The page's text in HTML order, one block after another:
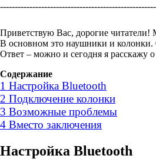
Приветствую Вас, дорогие читатели!
В основном это наушники и колонки.
Ответ – можно и сегодня я расскажу о
Содержание
1 Настройка Bluetooth
2 Подключение колонки
3 Возможные проблемы
4 Вместо заключения
Настройка Bluetooth